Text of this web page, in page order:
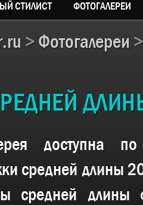
СТИЛИСТ ФОТОГАЛЕРЕИ
> Фотогалереи
доступна
средней длины
средней длины